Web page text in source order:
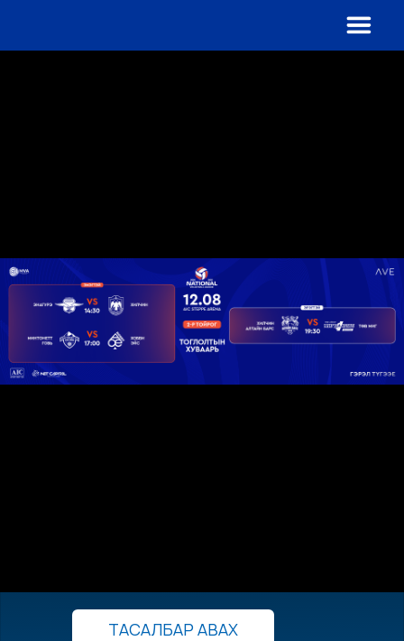
ТАСАЛБАР АВАХ